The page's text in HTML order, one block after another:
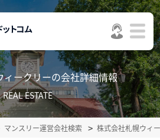
ィークリーの会社詳細情報
REAL ESTATE
マンスリー運営会社検索 株式会社札幌ウィ